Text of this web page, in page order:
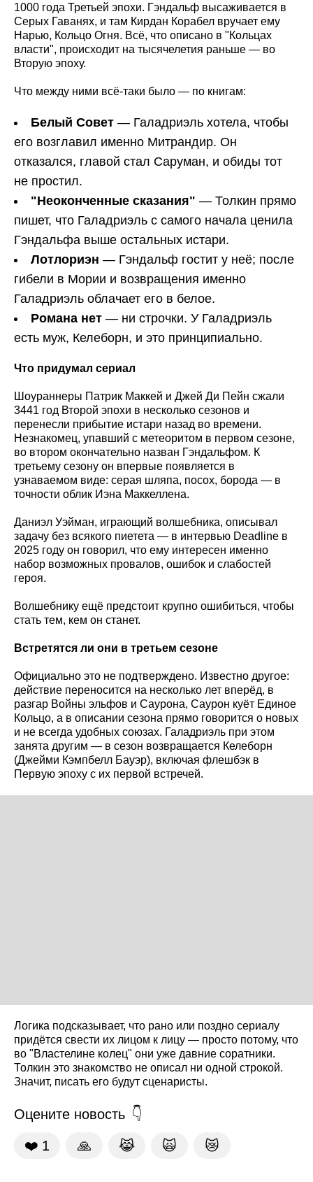
1000 года Третьей эпохи. Гэндальф высаживается в
Серых Гаванях, и там Кирдан Корабел вручает ему
Нарью, Кольцо Огня. Всё, что описано в "Кольцах
власти", происходит на тысячелетия раньше — во
Вторую эпоху.
Что между ними всё-таки было — по книгам:
Белый Совет — Галадриэль хотела, чтобы
его возглавил именно Митрандир. Он
отказался, главой стал Саруман, и обиды тот
не простил.
"Неоконченные сказания" — Толкин прямо
пишет, что Галадриэль с самого начала ценила
Гэндальфа выше остальных истари.
Лотлориэн — Гэндальф гостит у неё; после
гибели в Мории и возвращения именно
Галадриэль облачает его в белое.
Романа нет — ни строчки. У Галадриэль
есть муж, Келеборн, и это принципиально.
Что придумал сериал
Шоураннеры Патрик Маккей и Джей Ди Пейн сжали
3441 год Второй эпохи в несколько сезонов и
перенесли прибытие истари назад во времени.
Незнакомец, упавший с метеоритом в первом сезоне,
во втором окончательно назван Гэндальфом. К
третьему сезону он впервые появляется в
узнаваемом виде: серая шляпа, посох, борода — в
точности облик Иэна Маккеллена.
Даниэл Уэйман, играющий волшебника, описывал
задачу без всякого пиетета — в интервью Deadline в
2025 году он говорил, что ему интересен именно
набор возможных провалов, ошибок и слабостей
героя.
Волшебнику ещё предстоит крупно ошибиться, чтобы
стать тем, кем он станет.
Встретятся ли они в третьем сезоне
Официально это не подтверждено. Известно другое:
действие переносится на несколько лет вперёд, в
разгар Войны эльфов и Саурона, Саурон куёт Единое
Кольцо, а в описании сезона прямо говорится о новых
и не всегда удобных союзах. Галадриэль при этом
занята другим — в сезон возвращается Келеборн
(Джейми Кэмпбелл Бауэр), включая флешбэк в
Первую эпоху с их первой встречей.
Логика подсказывает, что рано или поздно сериалу
придётся свести их лицом к лицу — просто потому, что
во "Властелине колец" они уже давние соратники.
Толкин это знакомство не описал ни одной строкой.
Значит, писать его будут сценаристы.
Оцените новость
❤️ 1 🙏 😹 🙀 😿